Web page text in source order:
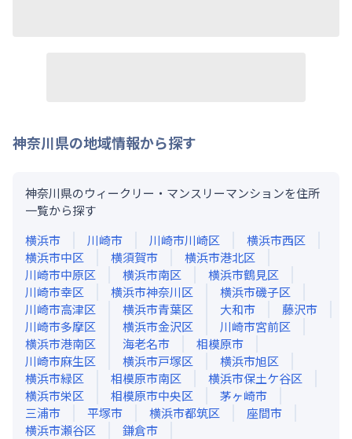
神奈川県の地域情報から探す
神奈川県のウィークリー・マンスリーマンションを住所
一覧から探す
横浜市
川崎市 川崎市川崎区
横浜市西区
横浜市中区
横須賀市
横浜市港北区
川崎市中原区
横浜市南区
横浜市鶴見区
川崎市幸区
横浜市神奈川区
横浜市磯子区
川崎市高津区
横浜市青葉区 大和市
藤沢市
川崎市多摩区
横浜市金沢区
川崎市宮前区
横浜市港南区
海老名市
相模原市
川崎市麻生区
横浜市戸塚区
横浜市旭区
横浜市緑区
相模原市南区
横浜市保土ケ谷区
横浜市栄区
相模原市中央区
茅ヶ崎市
三浦市
平塚市 横浜市都筑区
座間市
横浜市瀬谷区
鎌倉市